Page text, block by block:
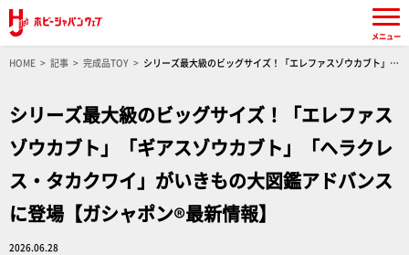
HOME 記事 完成品TOY
シリーズ最大級のビッグサイズ！「エレファスゾウカブト」
シリーズ最大級のビッグサイズ！「エレファス
ゾウカブト」「ギアスゾウカブト」「ヘラクレ
ス・タカクワイ」がいきもの大図鑑アドバンス
に登場【ガシャポン®最新情報】
2026.06.28
メニュー